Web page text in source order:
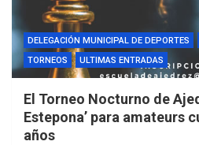
DELEGACIÓN MUNICIPAL DE DEPORTES
TORNEOS
ULTIMAS ENTRADAS
El Torneo Nocturno de
Estepona’ para amateurs
años